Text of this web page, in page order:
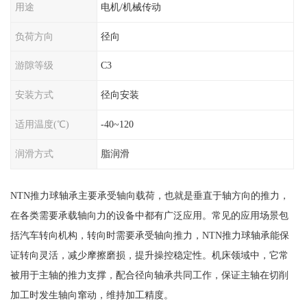
用途 电机/机械传动
负荷方向 径向
游隙等级 C3
安装方式 径向安装
适用温度(℃) -40~120
润滑方式 脂润滑
NTN推力球轴承主要承受轴向载荷，也就是垂直于轴方向的推力，
在各类需要承载轴向力的设备中都有广泛应用。常见的应用场景包
括汽车转向机构，转向时需要承受轴向推力，NTN推力球轴承能保
证转向灵活，减少摩擦磨损，提升操控稳定性。机床领域中，它常
被用于主轴的推力支撑，配合径向轴承共同工作，保证主轴在切削
加工时发生轴向窜动，维持加工精度。